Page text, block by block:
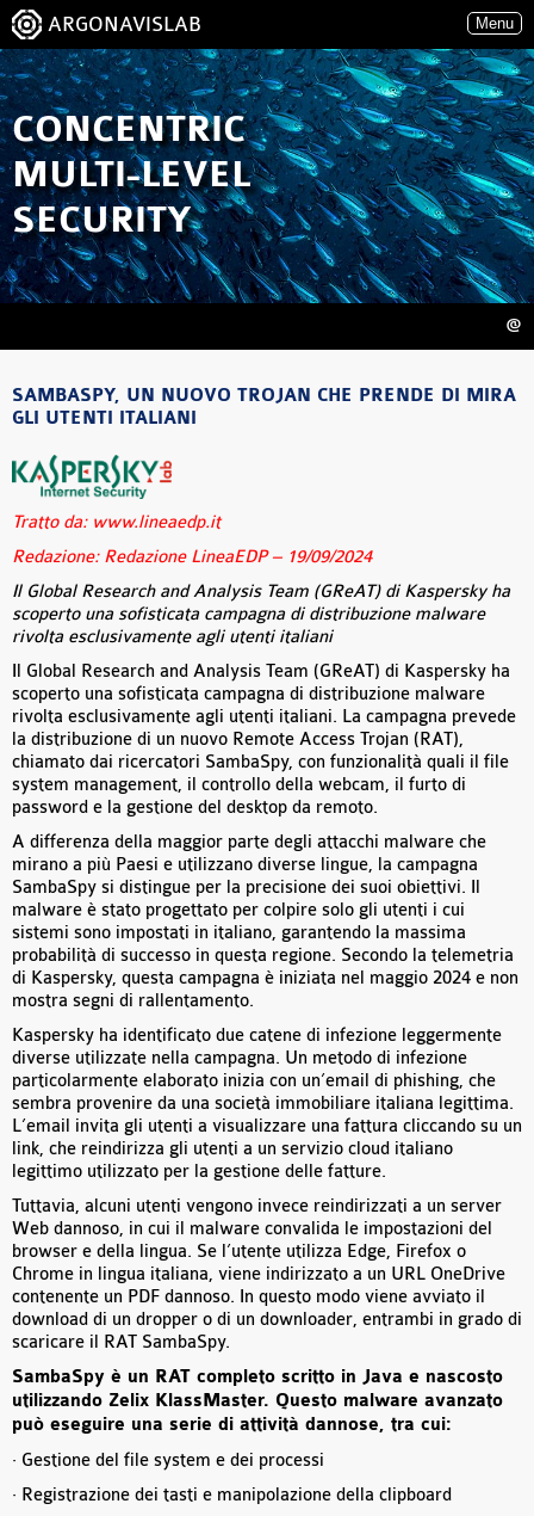
ARGONAVISLAB Menu
CONCENTRIC
MULTI-LEVEL
SECURITY
@
SAMBASPY, UN NUOVO TROJAN CHE PRENDE DI MIRA
GLI UTENTI ITALIANI
Tratto da: www.lineaedp.it
Redazione: Redazione LineaEDP – 19/09/2024
Il Global Research and Analysis Team (GReAT) di Kaspersky ha
scoperto una sofisticata campagna di distribuzione malware
rivolta esclusivamente agli utenti italiani
Il Global Research and Analysis Team (GReAT) di Kaspersky ha
scoperto una sofisticata campagna di distribuzione malware
rivolta esclusivamente agli utenti italiani. La campagna prevede
la distribuzione di un nuovo Remote Access Trojan (RAT),
chiamato dai ricercatori SambaSpy, con funzionalità quali il file
system management, il controllo della webcam, il furto di
password e la gestione del desktop da remoto.
A differenza della maggior parte degli attacchi malware che
mirano a più Paesi e utilizzano diverse lingue, la campagna
SambaSpy si distingue per la precisione dei suoi obiettivi. Il
malware è stato progettato per colpire solo gli utenti i cui
sistemi sono impostati in italiano, garantendo la massima
probabilità di successo in questa regione. Secondo la telemetria
di Kaspersky, questa campagna è iniziata nel maggio 2024 e non
mostra segni di rallentamento.
Kaspersky ha identificato due catene di infezione leggermente
diverse utilizzate nella campagna. Un metodo di infezione
particolarmente elaborato inizia con un’email di phishing, che
sembra provenire da una società immobiliare italiana legittima.
L’email invita gli utenti a visualizzare una fattura cliccando su un
link, che reindirizza gli utenti a un servizio cloud italiano
legittimo utilizzato per la gestione delle fatture.
Tuttavia, alcuni utenti vengono invece reindirizzati a un server
Web dannoso, in cui il malware convalida le impostazioni del
browser e della lingua. Se l’utente utilizza Edge, Firefox o
Chrome in lingua italiana, viene indirizzato a un URL OneDrive
contenente un PDF dannoso. In questo modo viene avviato il
download di un dropper o di un downloader, entrambi in grado di
scaricare il RAT SambaSpy.
SambaSpy è un RAT completo scritto in Java e nascosto
utilizzando Zelix KlassMaster. Questo malware avanzato
può eseguire una serie di attività dannose, tra cui:
· Gestione del file system e dei processi
· Registrazione dei tasti e manipolazione della clipboard